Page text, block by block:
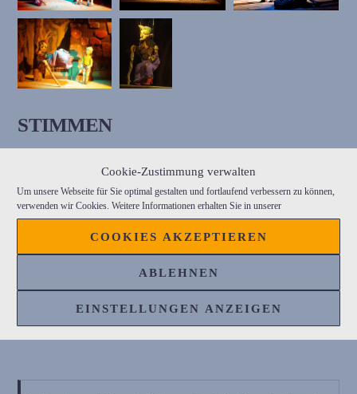
Cookie-Zustimmung verwalten
Um unsere Webseite für Sie optimal gestalten und fortlaufend verbessern zu können,
verwenden wir Cookies. Weitere Informationen erhalten Sie in unserer
COOKIES AKZEPTIEREN
ABLEHNEN
EINSTELLUNGEN ANZEIGEN
STIMMEN
Es ist eher eine leise Geschichte, zum Zuschauen und Zuhören, die
trotzdem ungemein stimmungsvoll und lebendig ist. … Natürlich ist
Mitteldeutsche Zeitung, Halle